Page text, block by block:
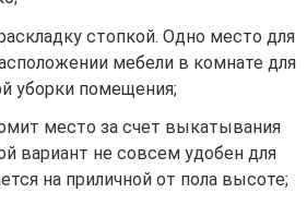
стопкой. Одно место для
мебели в комнате для
уборки помещения;
место за счет выкатывания
вариант не совсем удобен для
на приличной от пола высоте;